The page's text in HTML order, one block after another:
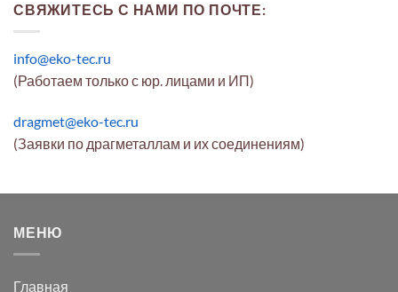
СВЯЖИТЕСЬ С НАМИ ПО ПОЧТЕ:
info@eko-tec.ru
(Работаем только с юр. лицами и ИП)
dragmet@eko-tec.ru
(Заявки по драгметаллам и их соединениям)
МЕНЮ
Главная